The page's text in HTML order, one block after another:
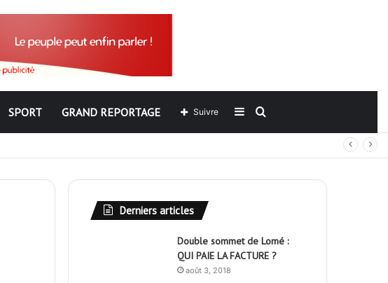
SPORT GRAND REPORTAGE Rechercher
Sidebar
(barre
Suivre
Derniers articles
Double sommet de Lomé :
QUI PAIE LA FACTURE ?
août 3, 2018